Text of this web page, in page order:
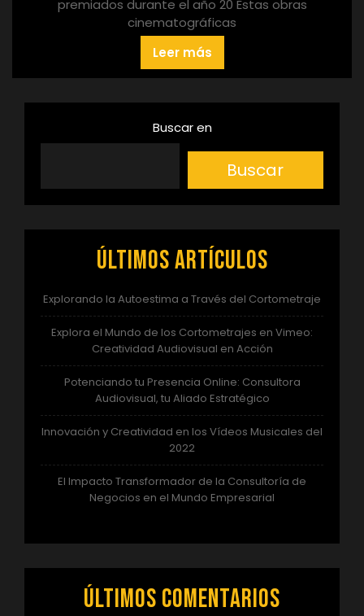
premiados durante el año 20 Estas obras
cinematográficas
Leer más
Buscar en
Buscar
Últimos artículos
Explorando la Autoestima a Través del Cortometraje
Explora el Mundo de los Cortometrajes en Vimeo:
Creatividad Audiovisual en Acción
Potenciando tu Presencia Online: Consultora
Audiovisual, tu Aliado Estratégico
Innovación y Creatividad en los Vídeos Musicales del
2022
El Impacto Transformador de la Consultoría de
Negocios en el Mundo Empresarial
Últimos comentarios